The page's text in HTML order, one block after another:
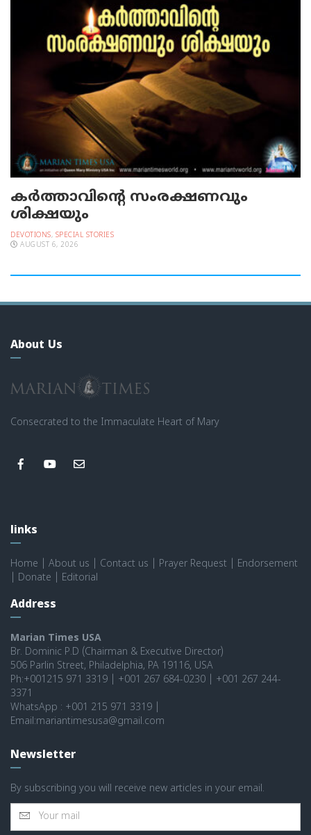
കർത്താവിന്റെ സംരക്ഷണവും
ശിക്ഷയും
DEVOTIONS, SPECIAL STORIES
AUGUST 6, 2026
About Us
Consecrated to the Immaculate Heart of Mary
links
Home About us Contact us Prayer Request
Endorsement
Donate Editorial
Address
Marian Times USA
Br. Dominic P.D (Chairman & Executive Director)
506 Parlin Street, Philadelphia, PA 19116, USA
Ph:+001215 971 3319 | +001 267 684-0230 | +001 267 244-
3371
WhatsApp : +001 215 971 3319 |
Email:mariantimesusa@gmail.com
Newsletter
By subscribing you will receive new articles in your email.